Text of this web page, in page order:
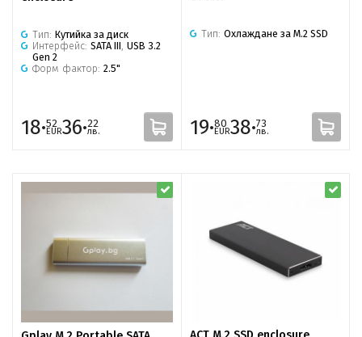
Тип: Кутийка за диск
Интерфейс: SATA III USB 3.2
Gen 2
Форм фактор: 2.5"
18·52
EUR36·22
лв.
Тип: Охлаждане за M.2 SSD
19·80
EUR38·73
лв.